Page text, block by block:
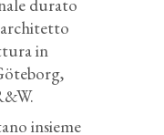
durato
in
insieme